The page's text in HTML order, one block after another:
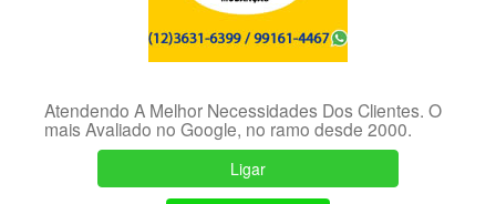
Atendendo A Melhor Necessidades Dos Clientes. O
mais Avaliado no Google, no ramo desde 2000.
Ligar